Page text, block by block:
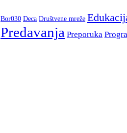
Bor030 Deca Društvene mreže
Predavanja Preporuka